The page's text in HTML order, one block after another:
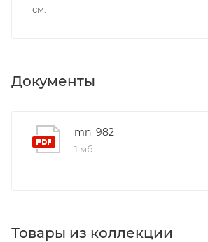
см
Документы
mn_982
1 мб
Товары из коллекции